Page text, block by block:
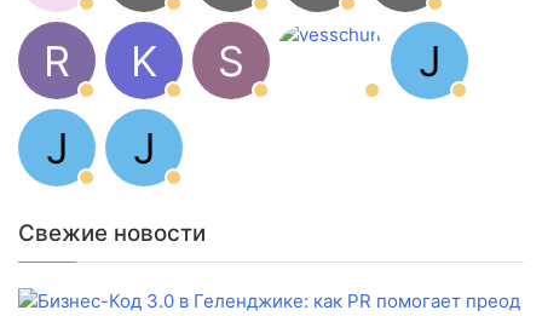
R
K S
J
J
J
Свежие новости